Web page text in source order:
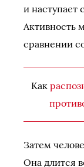
и наступает
Активность
сравнении
Как
Затем
Она длится